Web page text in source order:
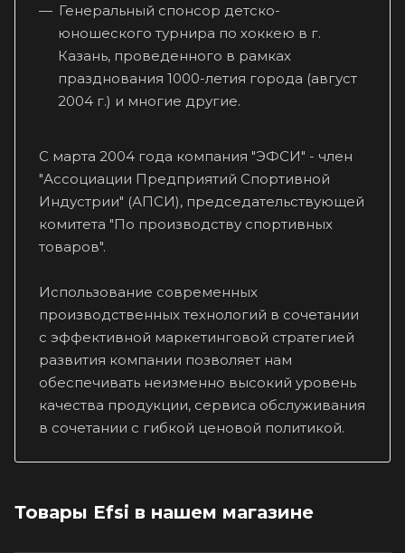
Генеральный спонсор детско-
юношеского турнира по хоккею в г.
Казань, проведенного в рамках
празднования 1000-летия города (август
2004 г.) и многие другие.
С марта 2004 года компания "ЭФСИ" - член
"Ассоциации Предприятий Спортивной
Индустрии" (АПСИ), председательствующей
комитета "По производству спортивных
товаров".
Использование современных
производственных технологий в сочетании
с эффективной маркетинговой стратегией
развития компании позволяет нам
обеспечивать неизменно высокий уровень
качества продукции, сервиса обслуживания
в сочетании с гибкой ценовой политикой.
Товары Efsi в нашем магазине